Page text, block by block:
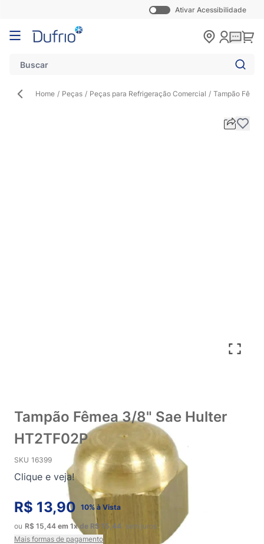
Ativar Acessibilidade
Pular para o conteúdo
Home / Peças / Peças para Refrigeração Comercial / Tampão
Tampão Fêmea 3/8" Sae Hulter
HT2TF02P
SKU 16399
Clique e veja!
R$ 13,90 10% à Vista
ou R$ 15,44 em 1xde R$ 15,44 sem juros
Mais formas de pagamento